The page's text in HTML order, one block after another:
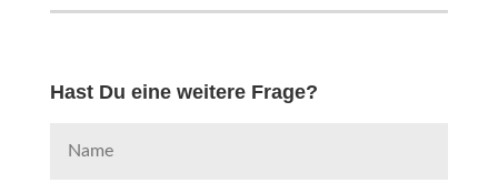
Hast Du eine weitere Frage?